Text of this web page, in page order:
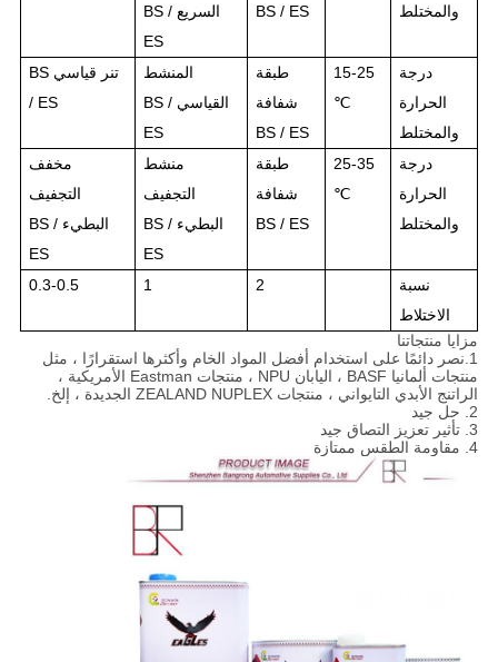
والمختلط
BS / ES
السريع BS /
ES
درجة
الحرارة
والمختلط
15-25
℃
طبقة
شفافة
BS / ES
المنشط
القياسي BS /
ES
تنر قياسي BS
/ ES
درجة
الحرارة
والمختلط
25-35
℃
طبقة
شفافة
BS / ES
منشط
التجفيف
البطيء BS /
ES
مخفف
التجفيف
البطيء BS /
ES
نسبة
الاختلاط
2
1
0.3-0.5
مزايا منتجاتنا
1.نصر دائمًا على استخدام أفضل المواد الخام وأكثرها استقرارًا ، مثل
منتجات ألمانيا BASF ، اليابان NPU ، منتجات Eastman الأمريكية ،
الراتنج الأبدي التايواني ، منتجات ZEALAND NUPLEX الجديدة ، إلخ.
2. حل جيد
3. تأثير تعزيز التصاق جيد
4. مقاومة الطقس ممتازة